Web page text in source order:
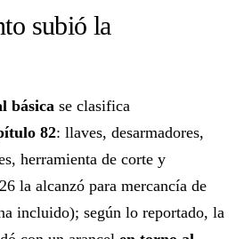
subió la
básica se clasifica
82: llaves, desarmadores,
herramienta de corte y
la alcanzó para mercancía de
incluido); según lo reportado, la